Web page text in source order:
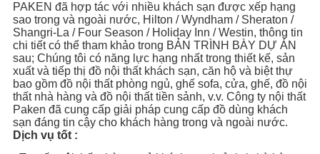
PAKEN đã hợp tác với nhiều khách sạn được xếp hạng
sao trong và ngoài nước, Hilton / Wyndham / Sheraton /
Shangri-La / Four Season / Holiday Inn / Westin, thông tin
chi tiết có thể tham khảo trong BẢN TRÌNH BÀY DỰ ÁN
sau; Chúng tôi có năng lực hạng nhất trong thiết kế, sản
xuất và tiếp thị đồ nội thất khách sạn, căn hộ và biệt thự
bao gồm đồ nội thất phòng ngủ, ghế sofa, cửa, ghế, đồ nội
thất nhà hàng và đồ nội thất tiền sảnh, v.v. Công ty nội thất
Paken đã cung cấp giải pháp cung cấp đồ dùng khách
sạn đáng tin cậy cho khách hàng trong và ngoài nước.
Dịch vụ tốt :